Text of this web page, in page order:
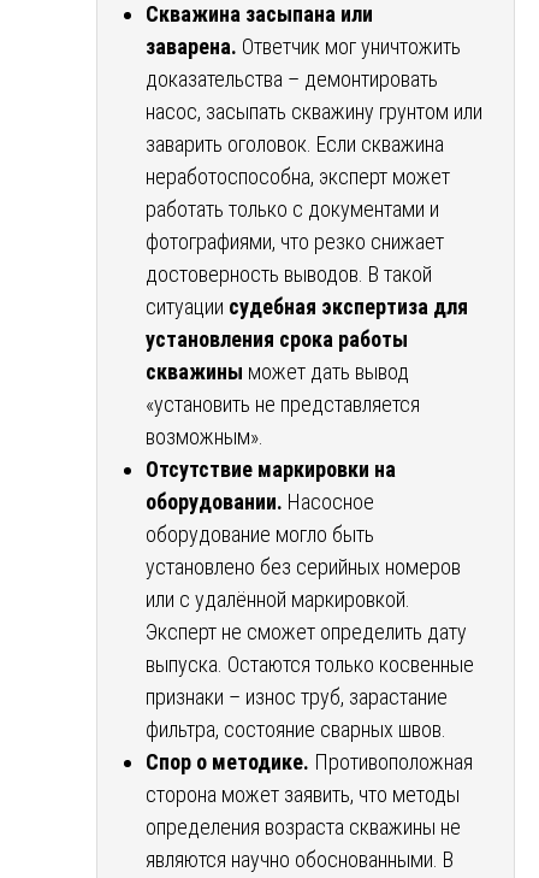
Скважина засыпана или
заварена. Ответчик мог уничтожить
доказательства – демонтировать
насос, засыпать скважину грунтом или
заварить оголовок. Если скважина
неработоспособна, эксперт может
работать только с документами и
фотографиями, что резко снижает
достоверность выводов. В такой
ситуации судебная экспертиза для
установления срока работы
скважины может дать вывод
«установить не представляется
возможным».
Отсутствие маркировки на
оборудовании. Насосное
оборудование могло быть
установлено без серийных номеров
или с удалённой маркировкой.
Эксперт не сможет определить дату
выпуска. Остаются только косвенные
признаки – износ труб, зарастание
фильтра, состояние сварных швов.
Спор о методике. Противоположная
сторона может заявить, что методы
определения возраста скважины не
являются научно обоснованными. В